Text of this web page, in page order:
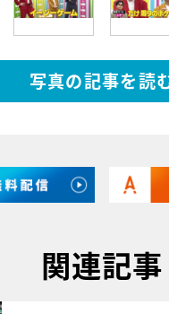
写真の記事を読
関連記事
サムネイル